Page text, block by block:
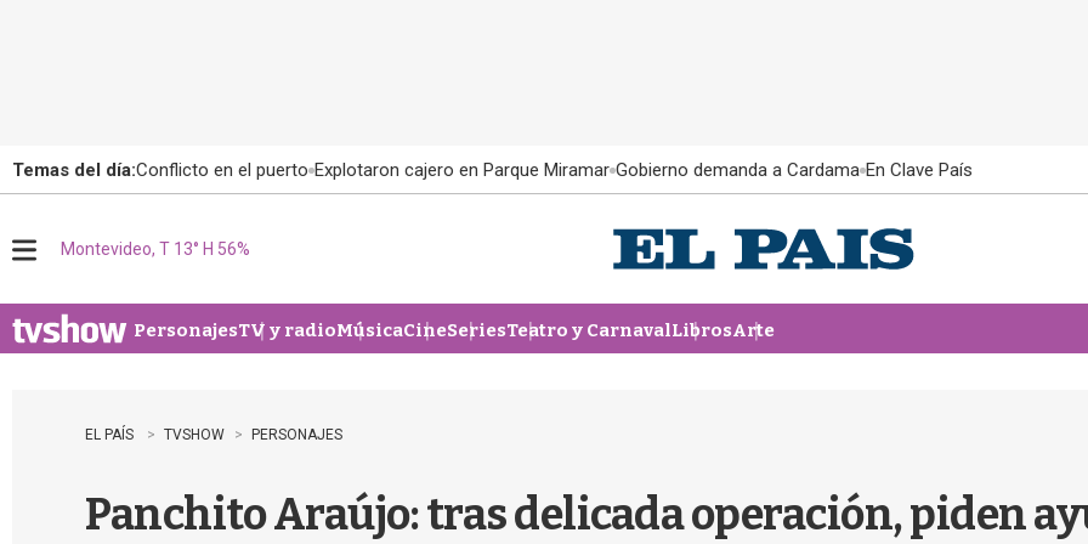
Temas del día:Conflicto en el puerto Explotaron cajero en Parque Miramar Gobierno demanda a Cardama En Clave País
u
Montevideo, T 13° H 56%
PersonajesTV y radioMúsicaCineSeriesTeatro y CarnavalLibrosArte
EL PAÍS TVSHOW PERSONAJES
Panchito Araújo: tras delicada operación, piden